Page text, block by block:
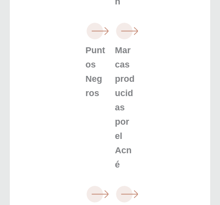
Punt
os
Neg
ros
Mar
cas
prod
ucid
as
por
el
Acn
é